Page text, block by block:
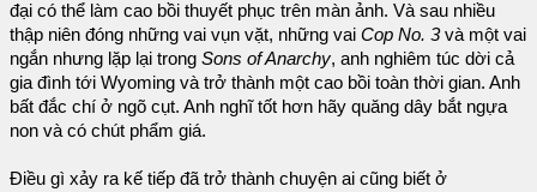
đại có thể làm cao bồi thuyết phục trên màn ảnh. Và sau nhiều
thập niên đóng những vai vụn vặt, những vai Cop No. 3và một vai
ngắn nhưng lặp lại trong Sons of Anarchy, anh nghiêm túc dời cả
gia đình tới Wyoming và trở thành một cao bồi toàn thời gian. Anh
bất đắc chí ở ngõ cụt. Anh nghĩ tốt hơn hãy quăng dây bắt ngựa
non và có chút phẩm giá.
Điều gì xảy ra kế tiếp đã trở thành chuyện ai cũng biết ở